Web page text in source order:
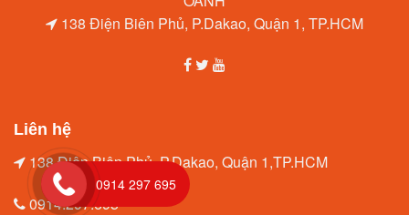
138 Điện Biên Phủ, P.Dakao, Quận 1, TP.HCM
Liên hệ
138 Điện Biên Phủ, P.Dakao, Quận 1,TP.HCM
0914.297.695
0914 297 695